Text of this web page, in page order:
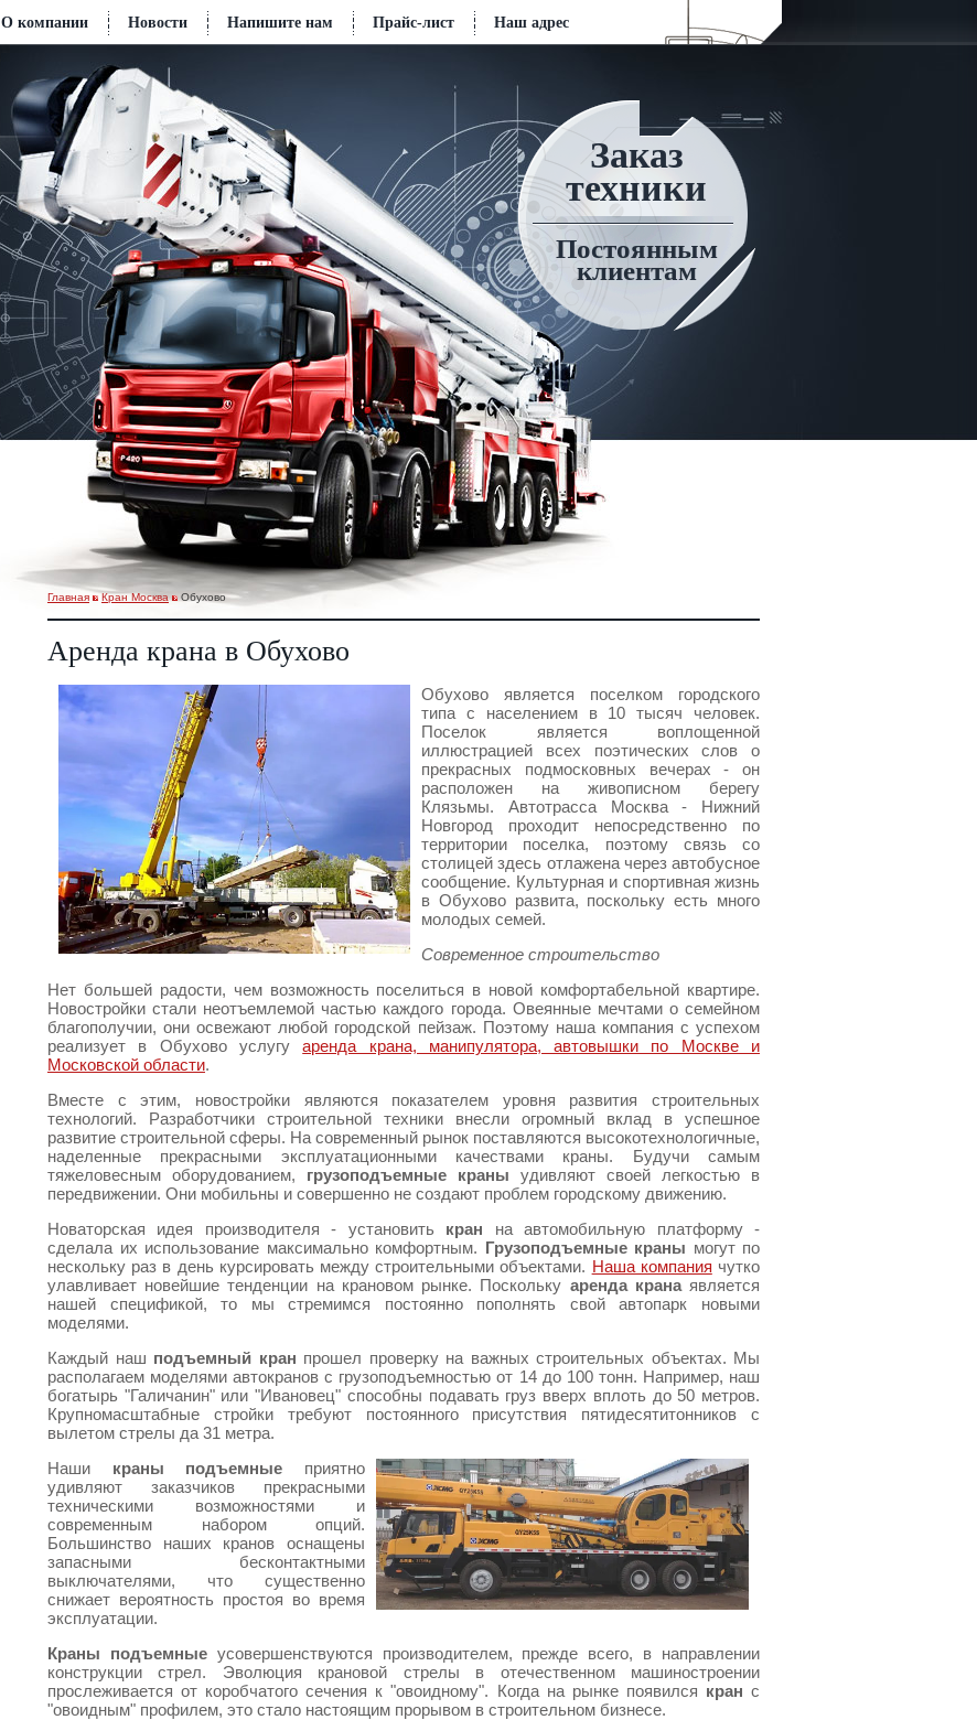
О компании Новости Напишите нам Прайс-лист Наш адрес
Заказ
техники
Постоянным
клиентам
Главная Кран Москва Обухово
Аренда крана в Обухово
Обухово является поселком городского
типа с населением в 10 тысяч человек.
Поселок является воплощенной
иллюстрацией всех поэтических слов о
прекрасных подмосковных вечерах - он
расположен на живописном берегу
Клязьмы. Автотрасса Москва - Нижний
Новгород проходит непосредственно по
территории поселка, поэтому связь со
столицей здесь отлажена через автобусное
сообщение. Культурная и спортивная жизнь
в Обухово развита, поскольку есть много
молодых семей.
Современное строительство
Нет большей радости, чем возможность поселиться в новой комфортабельной квартире.
Новостройки стали неотъемлемой частью каждого города. Овеянные мечтами о семейном
благополучии, они освежают любой городской пейзаж. Поэтому наша компания с успехом
реализует в Обухово услугуаренда крана, манипулятора, автовышки по Москве и
Московской области.
Вместе с этим, новостройки являются показателем уровня развития строительных
технологий. Разработчики строительной техники внесли огромный вклад в успешное
развитие строительной сферы. На современный рынок поставляются высокотехнологичные,
наделенные прекрасными эксплуатационными качествами краны. Будучи самым
тяжеловесным оборудованием, грузоподъемные краны удивляют своей легкостью в
передвижении. Они мобильны и совершенно не создают проблем городскому движению.
Новаторская идея производителя - установить кран на автомобильную платформу -
сделала их использование максимально комфортным. Грузоподъемные краны могут по
нескольку раз в день курсировать между строительными объектами. Наша компания чутко
улавливает новейшие тенденции на крановом рынке. Поскольку аренда кранаявляется
нашей спецификой, то мы стремимся постоянно пополнять свой автопарк новыми
моделями.
Каждый наш подъемный кран прошел проверку на важных строительных объектах. Мы
располагаем моделями автокранов с грузоподъемностью от 14 до 100 тонн. Например, наш
богатырь "Галичанин" или "Ивановец" способны подавать груз вверх вплоть до 50 метров.
Крупномасштабные стройки требуют постоянного присутствия пятидесятитонников с
вылетом стрелы да 31 метра.
Наши краны подъемные приятно
удивляют заказчиков прекрасными
техническими возможностями и
современным набором опций.
Большинство наших кранов оснащены
запасными бесконтактными
выключателями, что существенно
снижает вероятность простоя во время
эксплуатации.
Краны подъемныеусовершенствуются производителем, прежде всего, в направлении
конструкции стрел. Эволюция крановой стрелы в отечественном машиностроении
прослеживается от коробчатого сечения к "овоидному". Когда на рынке появился кран с
"овоидным" профилем, это стало настоящим прорывом в строительном бизнесе.